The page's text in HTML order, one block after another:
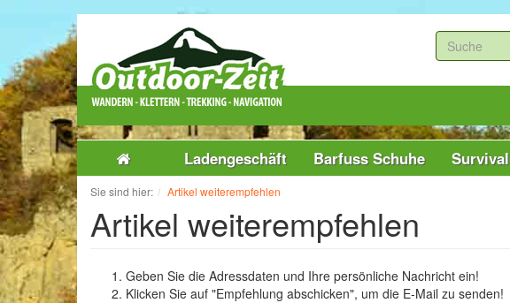
Ladengeschäft Barfuss Schuhe Survival
Sie sind hier: Artikel weiterempfehlen
Artikel weiterempfehlen
Geben Sie die Adressdaten und Ihre persönliche Nachricht ein!
Klicken Sie auf "Empfehlung abschicken", um die E-Mail zu senden!